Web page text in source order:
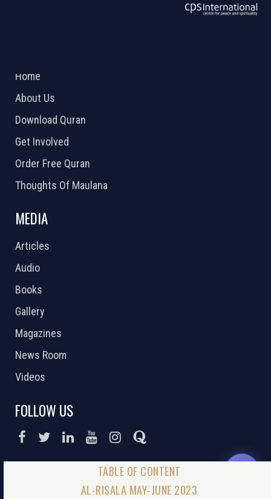
AL-RISALA MAY-JUNE 2023
Home
About Us
Download Quran
Get Involved
Order Free Quran
Thoughts Of Maulana
MEDIA
Articles
Audio
Books
Gallery
Magazines
News Room
Videos
FOLLOW US
DONATE NOW